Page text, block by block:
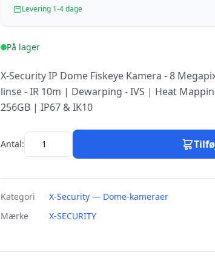
Levering 1-4 dage
På lager
X-Security IP Dome Fiskeye Kamera - 8
linse - IR 10m | Dewarping - IVS | Heat
256GB | IP67 & IK10
Antal:
Kategori
X-Security — Dome-kameraer
Mærke
X-SECURITY